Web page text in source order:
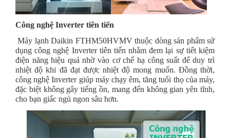
Công nghệ Inverter tiên tiến
Máy lạnh Daikin FTHM50HVMV thuộc dòng sản phẩm sử
dụng công nghệ Inverter tiên tiến nhằm đem lại sự tiết kiệm
điện năng hiệu quả nhờ vào cơ chế hạ công suất để duy trì
nhiệt độ khi đã đạt được nhiệt độ mong muốn. Đồng thời,
công nghệ Inverter giúp máy chạy êm, tăng tuổi thọ của máy,
đặc biệt không gây tiếng ồn, mang đến không gian yên tĩnh,
cho bạn giấc ngủ ngon sâu hơn.